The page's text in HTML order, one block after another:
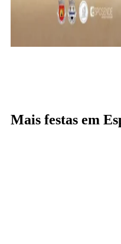
Mais festas em